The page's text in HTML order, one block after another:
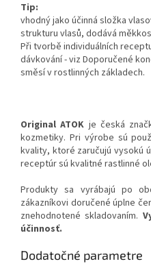
Tip:
vhodný jako účinná složka
strukturu vlasů, dodává
Při tvorbě individuálních
dávkování - viz Doporučené
směsí v rostlinných základech.
Original ATOK je česká
kozmetiky. Pri výrobe sú
kvality, ktoré zaručujú vysokú
receptúr sú kvalitné rastlinné
Produkty sa vyrábajú po
zákazníkovi doručené úplne
znehodnotené skladovaním.
účinnosť.
Dodatočné parametre